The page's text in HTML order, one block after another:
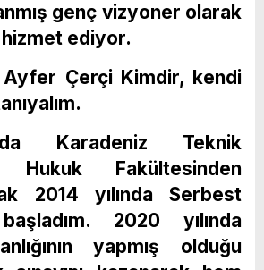
genç vizyoner olarak
ediyor.
Çerçi Kimdir, kendi
Karadeniz Teknik
Hukuk Fakültesinden
2014 yılında Serbest
2020 yılında
yapmış olduğu